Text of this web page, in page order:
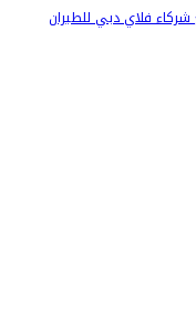
فلاي دبي للطيران